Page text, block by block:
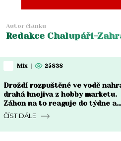
Autor článku
Redakce Chalupáři-
Mix | 25838
Droždí rozpuštěné ve vodě
drahá hnojiva z hobby marketu.
Záhon na to reaguje do týdne a
rozdíl je vidět pouhým okem
ČÍST DÁLE